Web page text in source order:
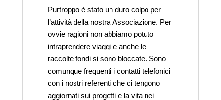
Purtroppo è stato un duro colpo per
l’attività della nostra Associazione. Per
ovvie ragioni non abbiamo potuto
intraprendere viaggi e anche le
raccolte fondi si sono bloccate. Sono
comunque frequenti i contatti telefonici
con i nostri referenti che ci tengono
aggiornati sui progetti e la vita nei